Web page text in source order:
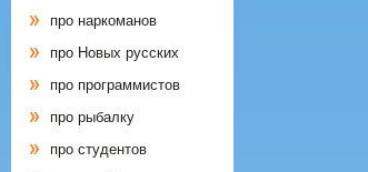
про наркоманов
про Новых русских
про программистов
про рыбалку
про студентов